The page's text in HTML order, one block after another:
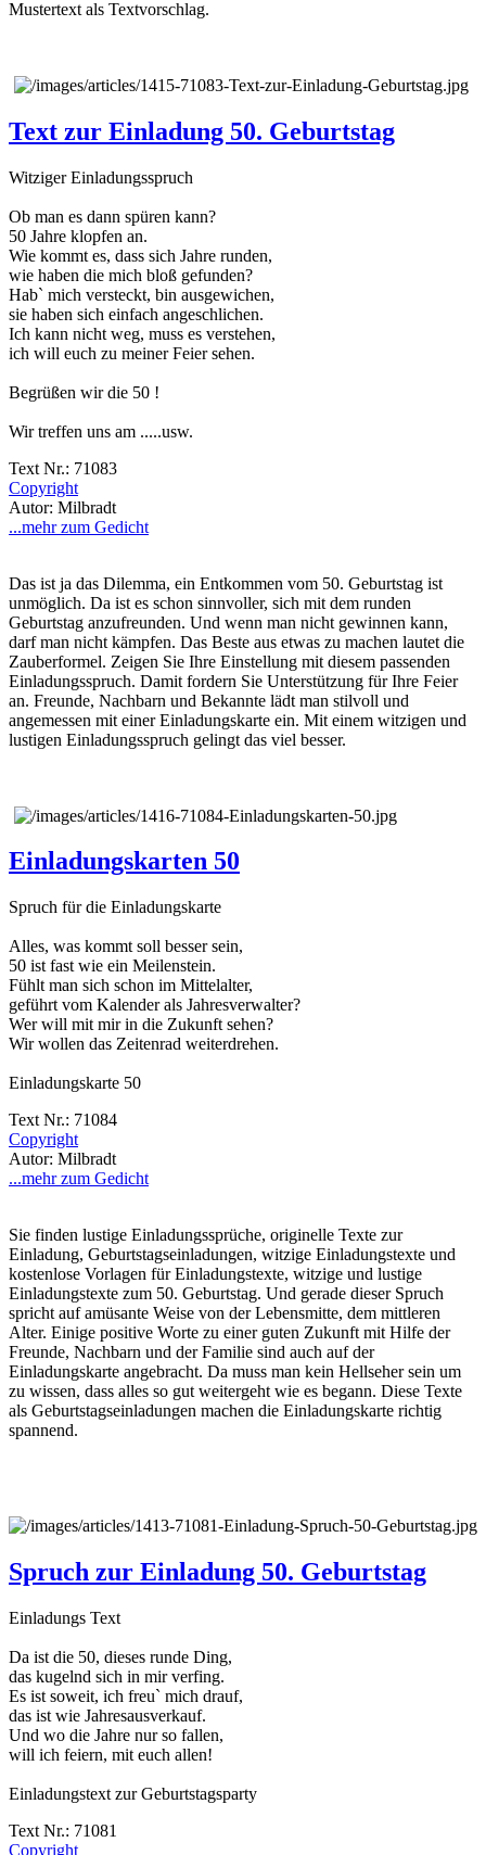
Mustertext als Textvorschlag.
Text zur Einladung 50. Geburtstag
Witziger Einladungsspruch
Ob man es dann spüren kann?
50 Jahre klopfen an.
Wie kommt es, dass sich Jahre runden,
wie haben die mich bloß gefunden?
Hab` mich versteckt, bin ausgewichen,
sie haben sich einfach angeschlichen.
Ich kann nicht weg, muss es verstehen,
ich will euch zu meiner Feier sehen.
Begrüßen wir die 50 !
Wir treffen uns am .....usw.
Text Nr.: 71083
Copyright
Autor: Milbradt
...mehr zum Gedicht
Das ist ja das Dilemma, ein Entkommen vom 50. Geburtstag ist
unmöglich. Da ist es schon sinnvoller, sich mit dem runden
Geburtstag anzufreunden. Und wenn man nicht gewinnen kann,
darf man nicht kämpfen. Das Beste aus etwas zu machen lautet die
Zauberformel. Zeigen Sie Ihre Einstellung mit diesem passenden
Einladungsspruch. Damit fordern Sie Unterstützung für Ihre Feier
an. Freunde, Nachbarn und Bekannte lädt man stilvoll und
angemessen mit einer Einladungskarte ein. Mit einem witzigen und
lustigen Einladungsspruch gelingt das viel besser.
Einladungskarten 50
Spruch für die Einladungskarte
Alles, was kommt soll besser sein,
50 ist fast wie ein Meilenstein.
Fühlt man sich schon im Mittelalter,
geführt vom Kalender als Jahresverwalter?
Wer will mit mir in die Zukunft sehen?
Wir wollen das Zeitenrad weiterdrehen.
Einladungskarte 50
Text Nr.: 71084
Copyright
Autor: Milbradt
...mehr zum Gedicht
Sie finden lustige Einladungssprüche, originelle Texte zur
Einladung, Geburtstagseinladungen, witzige Einladungstexte und
kostenlose Vorlagen für Einladungstexte, witzige und lustige
Einladungstexte zum 50. Geburtstag. Und gerade dieser Spruch
spricht auf amüsante Weise von der Lebensmitte, dem mittleren
Alter. Einige positive Worte zu einer guten Zukunft mit Hilfe der
Freunde, Nachbarn und der Familie sind auch auf der
Einladungskarte angebracht. Da muss man kein Hellseher sein um
zu wissen, dass alles so gut weitergeht wie es begann. Diese Texte
als Geburtstagseinladungen machen die Einladungskarte richtig
spannend.
Spruch zur Einladung 50. Geburtstag
Einladungs Text
Da ist die 50, dieses runde Ding,
das kugelnd sich in mir verfing.
Es ist soweit, ich freu` mich drauf,
das ist wie Jahresausverkauf.
Und wo die Jahre nur so fallen,
will ich feiern, mit euch allen!
Einladungstext zur Geburtstagsparty
Text Nr.: 71081
Copyright